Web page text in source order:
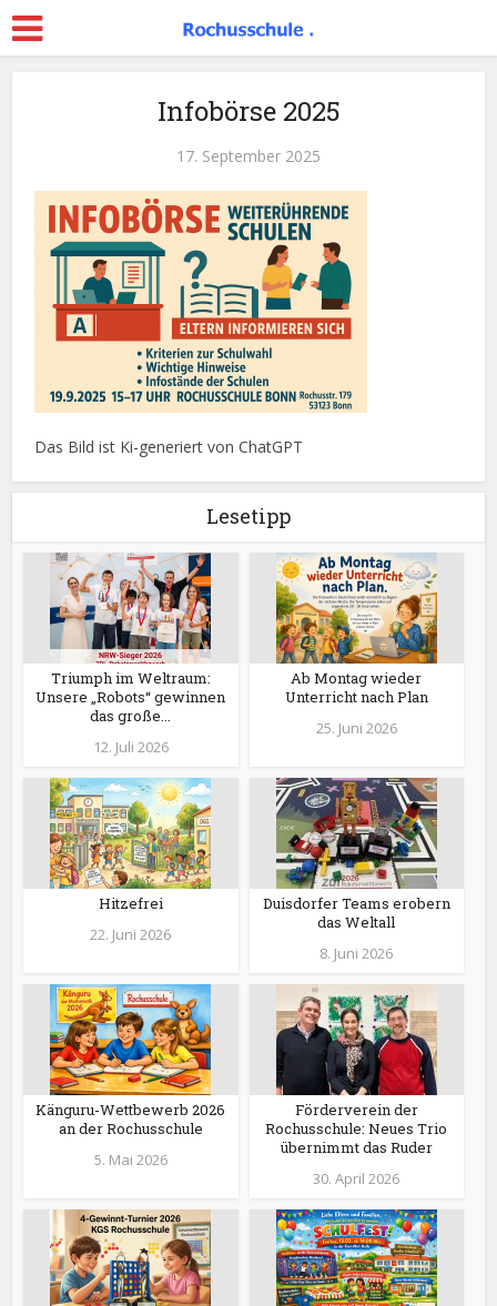
Infobörse 2025
17. September 2025
Das Bild ist Ki-generiert von ChatGPT
Lesetipp
Triumph im Weltraum:
Unsere „Robots“ gewinnen
das große...
12. Juli 2026
Ab Montag wieder
Unterricht nach Plan
25. Juni 2026
Hitzefrei
22. Juni 2026
Duisdorfer Teams erobern
das Weltall
8. Juni 2026
Känguru-Wettbewerb 2026
an der Rochusschule
5. Mai 2026
Förderverein der
Rochusschule: Neues Trio
übernimmt das Ruder
30. April 2026